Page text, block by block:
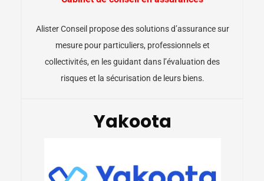
Alister Conseil propose des solutions d’assurance sur
mesure pour particuliers, professionnels et
collectivités, en les guidant dans l’évaluation des
risques et la sécurisation de leurs biens.
Yakoota